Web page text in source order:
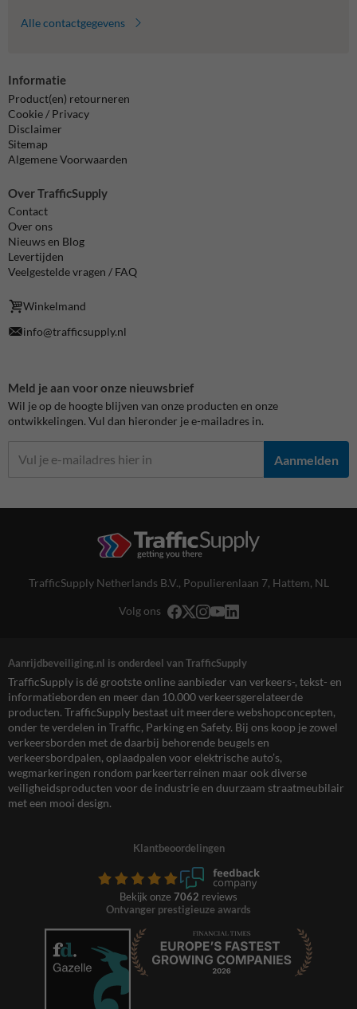
Alle contactgegevens
Informatie
Product(en) retourneren
Cookie / Privacy
Disclaimer
Sitemap
Algemene Voorwaarden
Over TrafficSupply
Contact
Over ons
Nieuws en Blog
Levertijden
Veelgestelde vragen / FAQ
Winkelmand
info@trafficsupply.nl
Meld je aan voor onze nieuwsbrief
Wil je op de hoogte blijven van onze producten en onze
ontwikkelingen. Vul dan hieronder je e-mailadres in.
Aanmelden
TrafficSupply Netherlands B.V., Populierenlaan 7, Hattem, NL
Volg ons
Aanrijdbeveiliging.nl is onderdeel van TrafficSupply
TrafficSupply is dé grootste online aanbieder van verkeers-, tekst- en
informatieborden en meer dan 10.000 verkeersgerelateerde
producten. TrafficSupply bestaat uit meerdere webshopconcepten,
onder te verdelen in Traffic, Parking en Safety. Bij ons koop je zowel
verkeersborden met de daarbij behorende beugels en
verkeersbordpalen, oplaadpalen voor elektrische auto’s,
wegmarkeringen rondom parkeerterreinen maar ook diverse
veiligheidsproducten voor de industrie en duurzaam straatmeubilair
met een mooi design.
Klantbeoordelingen
Bekijk onze 7062 reviews
Ontvanger prestigieuze awards